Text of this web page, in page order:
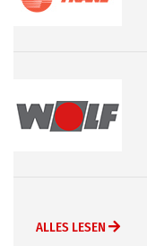
ALLES LESEN